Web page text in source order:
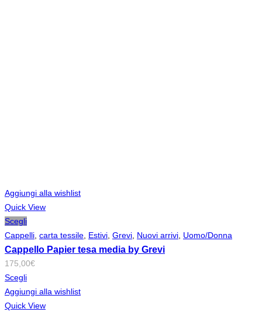
Aggiungi alla wishlist
Quick View
Scegli
Cappelli carta tessile Estivi Grevi Nuovi arrivi Uomo/Donna
Cappello Papier tesa media by Grevi
175,00€
Scegli
Aggiungi alla wishlist
Quick View